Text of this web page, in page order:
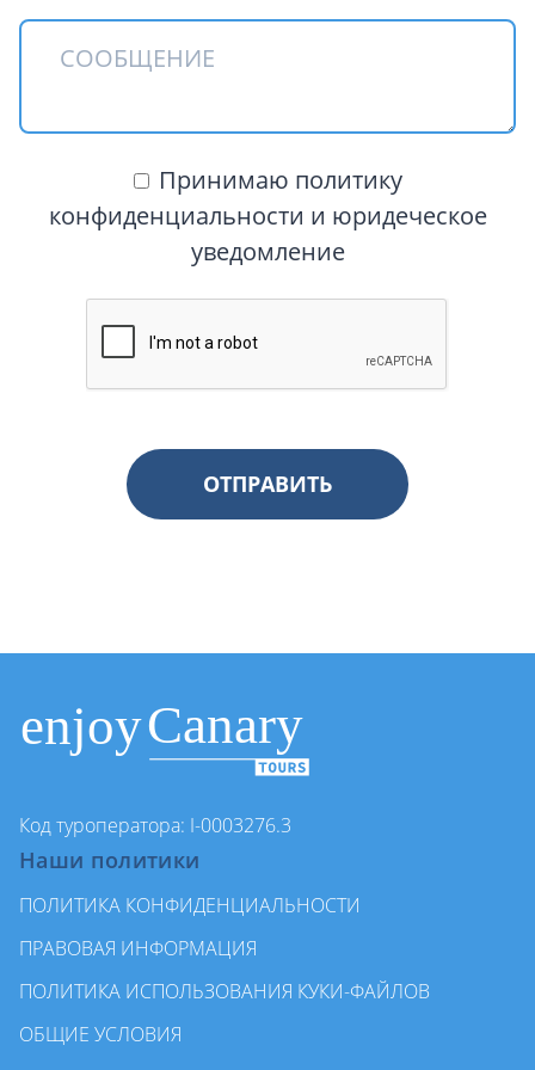
Принимаю политику
конфиденциальности и юридеческое
уведомление
ОТПРАВИТЬ
Код туроператора: I-0003276.3
Наши политики
ПОЛИТИКА КОНФИДЕНЦИАЛЬНОСТИ
ПРАВОВАЯ ИНФОРМАЦИЯ
ПОЛИТИКА ИСПОЛЬЗОВАНИЯ КУКИ-ФАЙЛОВ
ОБЩИЕ УСЛОВИЯ